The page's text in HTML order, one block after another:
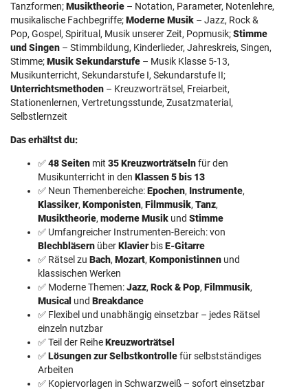
Tanzformen;Musiktheorie – Notation, Parameter, Notenlehre,
musikalische Fachbegriffe;Moderne Musik – Jazz, Rock &
Pop, Gospel, Spiritual, Musik unserer Zeit, Popmusik;Stimme
und Singen – Stimmbildung, Kinderlieder, Jahreskreis, Singen,
Stimme;Musik Sekundarstufe – Musik Klasse 5-13,
Musikunterricht, Sekundarstufe I, Sekundarstufe II;
Unterrichtsmethoden – Kreuzworträtsel, Freiarbeit,
Stationenlernen, Vertretungsstunde, Zusatzmaterial,
Selbstlernzeit
Das erhältst du:
✅48 Seiten mit 35 Kreuzworträtselnfür den
Musikunterricht in den Klassen 5 bis 13
✅ Neun Themenbereiche:Epochen, Instrumente,
Klassiker, Komponisten, Filmmusik, Tanz,
Musiktheorie, moderne Musik und Stimme
✅ Umfangreicher Instrumenten-Bereich: von
Blechbläsern überKlavierbisE-Gitarre
✅ Rätsel zu Bach, Mozart, Komponistinnen und
klassischen Werken
✅ Moderne Themen:Jazz, Rock & Pop, Filmmusik,
Musical und Breakdance
✅ Flexibel und unabhängig einsetzbar – jedes Rätsel
einzeln nutzbar
✅ Teil der ReiheKreuzworträtsel
✅Lösungen zur Selbstkontrollefür selbstständiges
Arbeiten
✅ Kopiervorlagen in Schwarzweiß – sofort einsetzbar